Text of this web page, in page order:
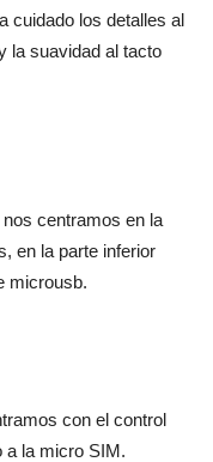
cuidado los detalles al
la suavidad al tacto
centramos en la
en la parte inferior
microusb.
con el control
a la micro SIM.